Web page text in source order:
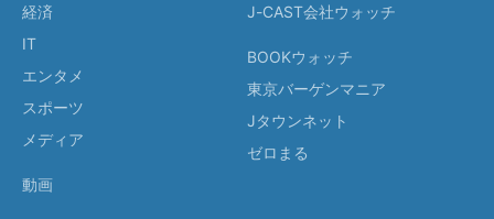
経済
IT
エンタメ
スポーツ
メディア
動画
J-CAST会社ウォッチ
BOOKウォッチ
東京バーゲンマニア
Jタウンネット
ゼロまる